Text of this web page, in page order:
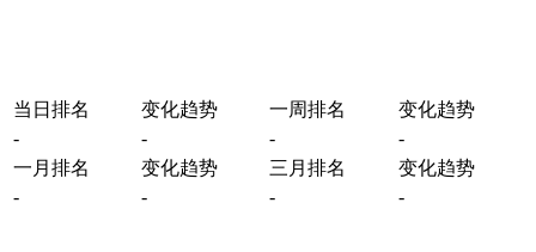
当日排名 变化趋势 一周排名
变化趋势
-
- -
-
一月排名
变化趋势 三月排名
变化趋势
-
- - -